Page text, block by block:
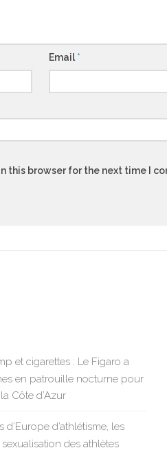
Email*
this browser for the next time I
et cigarettes : Le Figaro a
en patrouille nocturne pour
Côte d’Azur
d’athlétisme, les
des athlètes